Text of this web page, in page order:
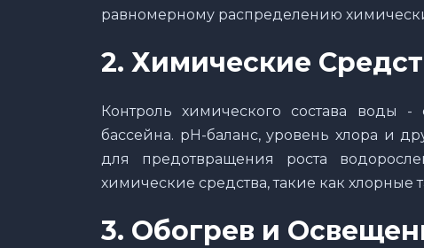
равномерному распределению
2. Химические
Контроль химического состава воды
бассейна. pH-баланс, уровень хлора и
для предотвращения роста
химические средства, такие как хлорные
3. Обогрев и